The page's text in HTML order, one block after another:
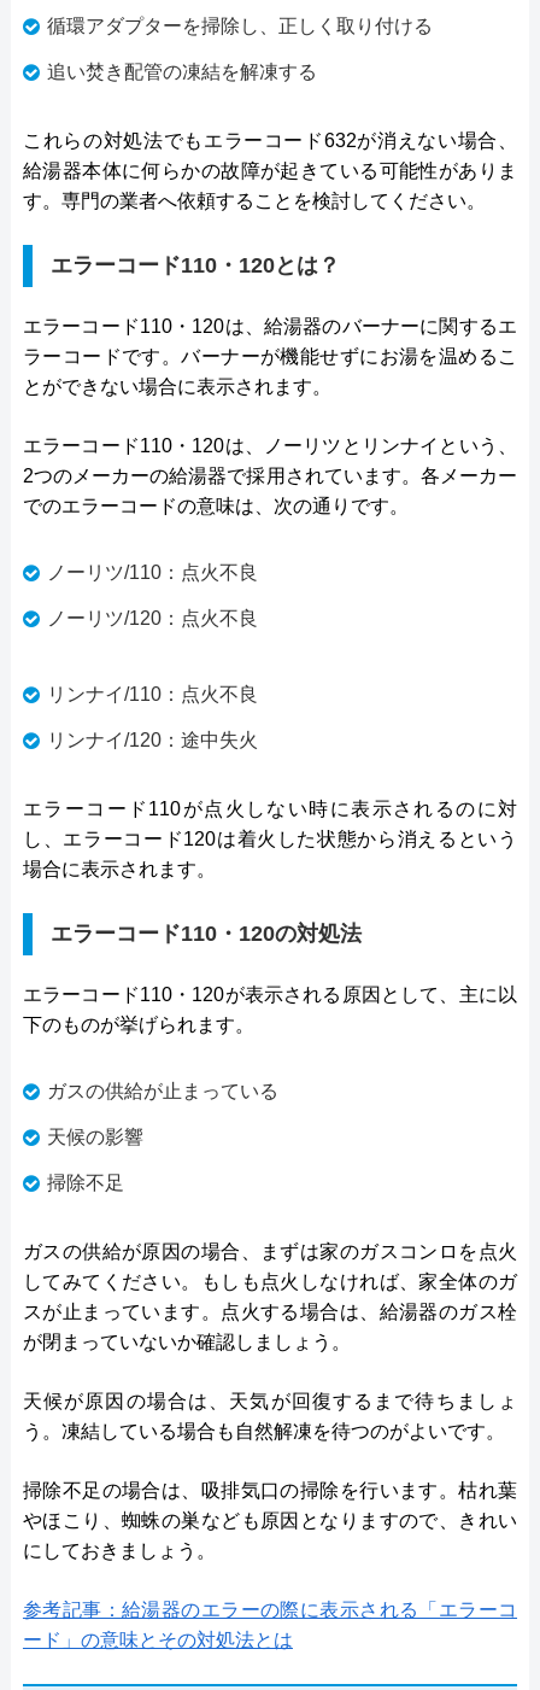
循環アダプターを掃除し、正しく取り付ける
追い焚き配管の凍結を解凍する
これらの対処法でもエラーコード632が消えない場合、
給湯器本体に何らかの故障が起きている可能性がありま
す。専門の業者へ依頼することを検討してください。
エラーコード110・120とは？
エラーコード110・120は、給湯器のバーナーに関するエ
ラーコードです。バーナーが機能せずにお湯を温めるこ
とができない場合に表示されます。
エラーコード110・120は、ノーリツとリンナイという、
2つのメーカーの給湯器で採用されています。各メーカー
でのエラーコードの意味は、次の通りです。
ノーリツ/110：点火不良
ノーリツ/120：点火不良
リンナイ/110：点火不良
リンナイ/120：途中失火
エラーコード110が点火しない時に表示されるのに対
し、エラーコード120は着火した状態から消えるという
場合に表示されます。
エラーコード110・120の対処法
エラーコード110・120が表示される原因として、主に以
下のものが挙げられます。
ガスの供給が止まっている
天候の影響
掃除不足
ガスの供給が原因の場合、まずは家のガスコンロを点火
してみてください。もしも点火しなければ、家全体のガ
スが止まっています。点火する場合は、給湯器のガス栓
が閉まっていないか確認しましょう。
天候が原因の場合は、天気が回復するまで待ちましょ
う。凍結している場合も自然解凍を待つのがよいです。
掃除不足の場合は、吸排気口の掃除を行います。枯れ葉
やほこり、蜘蛛の巣なども原因となりますので、きれい
にしておきましょう。
参考記事：給湯器のエラーの際に表示される「エラーコ
ード」の意味とその対処法とは